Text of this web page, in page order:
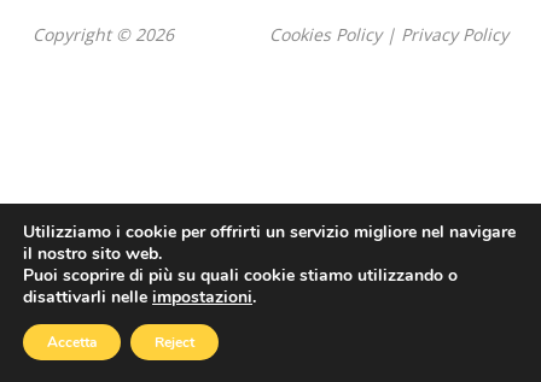
Copyright © 2026 Cookies Policy| Privacy Policy
Utilizziamo i cookie per offrirti un servizio migliore nel navigare
il nostro sito web.
Puoi scoprire di più su quali cookie stiamo utilizzando o
disattivarli nelle impostazioni.
Accetta Reject